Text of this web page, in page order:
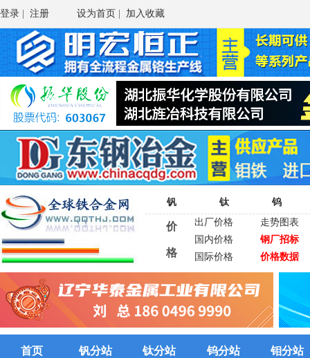
登录 注册 设为首页 加入收藏
钒 钛 钨
价
格
出厂价格
走势图表
国内价格
钢厂招标
国际价格
价格数据
首页 钒分站 钛分站 钨分站 钼分站